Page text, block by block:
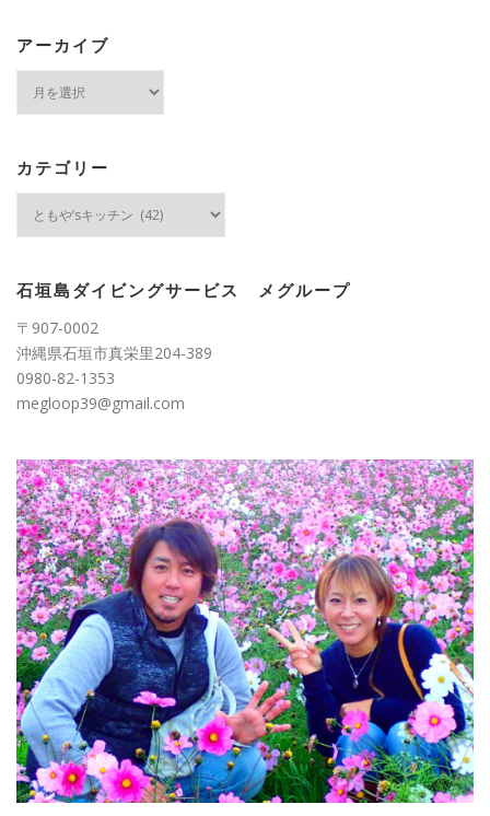
アーカイブ
ブ
カテゴリー
ー
石垣島ダイビングサービス メグループ
〒907-0002
沖縄県石垣市真栄里204-389
0980-82-1353
megloop39@gmail.com